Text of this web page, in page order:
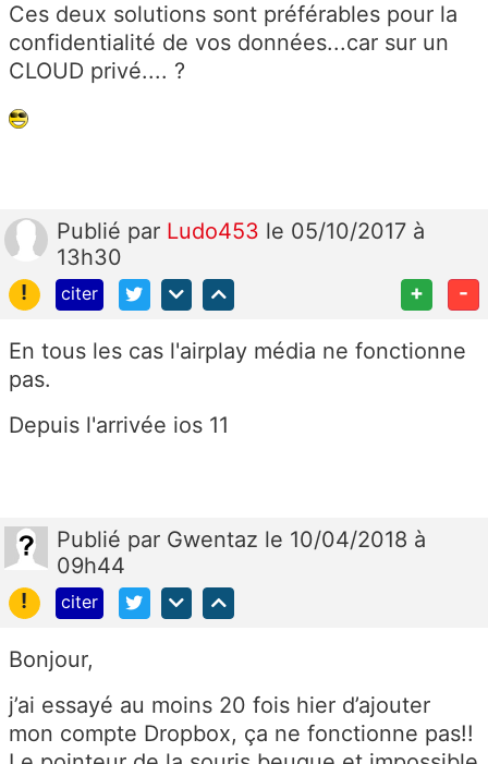
Ces deux solutions sont préférables pour la
confidentialité de vos données...car sur un
CLOUD privé.... ?
Publié par Ludo453 le 05/10/2017 à
13h30
!
citer + -
En tous les cas l'airplay média ne fonctionne
pas.
Depuis l'arrivée ios 11
Publié par Gwentaz le 10/04/2018 à
09h44
!
citer
Bonjour,
j’ai essayé au moins 20 fois hier d’ajouter
mon compte Dropbox, ça ne fonctionne pas!!